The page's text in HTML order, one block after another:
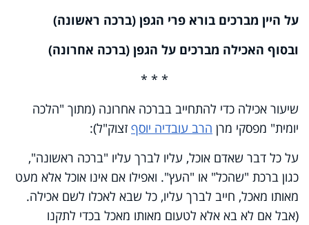
על היין מברכים בורא פרי הגפן (ברכה ראשונה)
ובסוף האכילה מברכים על הגפן (ברכה אחרונה)
* * *
שיעור אכילה כדי להתחייב בברכה אחרונה (מתוך "הלכה
יומית" מפסקי מרן הרב עובדיה יוסף זצוק"ל):
על כל דבר שאדם אוכל, עליו לברך עליו "ברכה ראשונה",
כגון ברכת "שהכל" או "העץ". ואפילו אם אינו אוכל אלא מעט
מאותו מאכל, חייב לברך עליו, כל שבא לאכלו לשם אכילה.
(אבל אם לא בא אלא לטעום מאותו מאכל בכדי לתקנו